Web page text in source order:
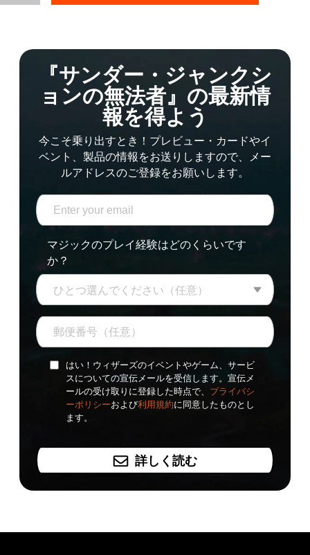
『サンダー・ジャンクシ
ョンの無法者』の最新情
報を得よう
今こそ乗り出すとき！プレビュー・カードやイ
ベント、製品の情報をお送りしますので、メー
ルアドレスのご登録をお願いします。
マジックのプレイ経験はどのくらいです
か？
はい！ウィザーズのイベントやゲーム、サービ
スについての宣伝メールを受信します。宣伝メ
ールの受け取りに登録した時点で、 プライバシ
ーポリシーおよび利用規約に同意したものとし
ます。
詳しく読む